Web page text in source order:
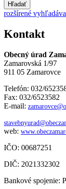
Hľadať
rozšírené
Kontakt
Obecný úrad
Zamarovská 1/97
911 05 Zamarovce
Telefón: 032/
Fax: 032/6523582
E-mail:
web:
IČO: 00687251
DIČ: 2021332302
Bankové spojenie: